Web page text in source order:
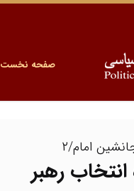
صفحه نخست
امام/۲
انتخاب رهبر